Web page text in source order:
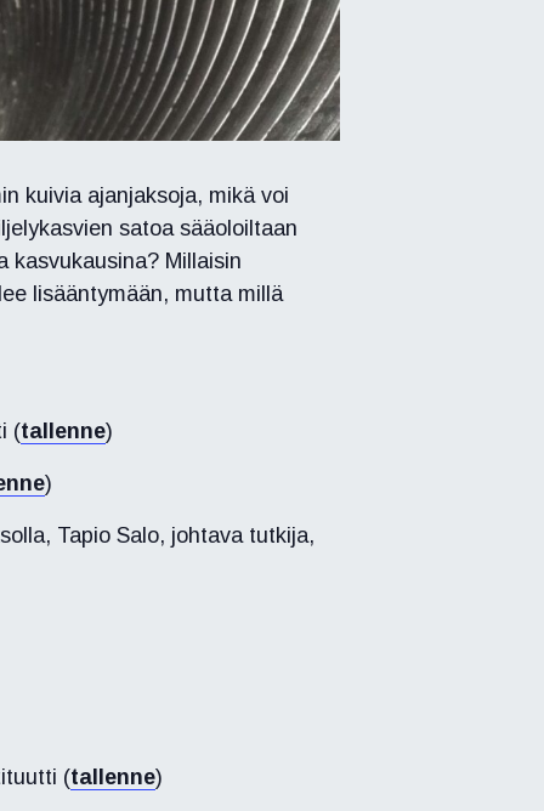
kuivia ajanjaksoja, mikä voi
satoa sääoloiltaan
kasvukausina? Millaisin
lisääntymään, mutta millä
(tallenne)
)
Tapio Salo, johtava tutkija,
(tallenne)